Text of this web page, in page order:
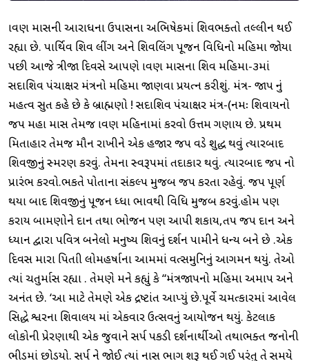
શ્રાવણ માસની આરાધના ઉપાસના અભિષેકમાં શિવભક્તો તલ્લીન થઈ
રહ્યા છે. પાર્થિવ શિવ લીંગ અને શિવલિંગ પૂજન વિધિનો મહિમા જોયા
પછી આજે ત્રીજા દિવસે આપણે શ્રાવણ માસના શિવ મહિમા-૩માં
સદાશિવ પંચાક્ષર મંત્રનો મહિમા જાણવા પ્રયત્ન કરીશું. મંત્ર- જાપ નું
મહત્વ સુત કહે છે કે બ્રાહ્મણો ! સદાશિવ પંચાક્ષર મંત્ર-(નમઃ શિવાયનો
જપ મહા માસ તેમજ શ્રાવણ મહિનામાં કરવો ઉત્તમ ગણાય છે. પ્રથમ
મિતાહાર તેમજ મૌન રાખીને એક હજાર જપ વડે શુદ્ધ થવું ત્યારબાદ
શિવજીનું સ્મરણ કરવું. તેમના સ્વરૂપમાં તદાકાર થવું. ત્યારબાદ જપ નો
પ્રારંભ કરવો.ભકતે પોતાના સંકલ્પ મુજબ જપ કરતા રહેવું. જપ પૂર્ણ
થયા બાદ શિવજીનું પૂજન શ્રધ્ધા ભાવથી વિધિ મુજબ કરવું.હોમ પણ
કરાય બામણોને દાન તથા ભોજન પણ આપી શકાય,તપ જપ દાન અને
ધ્યાન દ્વારા પવિત્ર બનેલો મનુષ્ય શિવનું દર્શન પામીને ધન્ય બને છે .એક
દિવસ મારા પિતાશ્રી લોમહર્ષાના આશ્રમમાં વત્સમુનિનું આગમન થયું. તેઓ
ત્યાં ચતુર્માસ રહ્યા . તેમણે મને કહ્યું કે “મંત્રજાપનો મહિમા અમાપ અને
અનંત છે. ‘આ માટે તેમણે એક દ્રષ્ટાંત આપ્યું છે.પૂર્વે ચમત્કારમાં આવેલ
સિદ્ધે શ્વરના શિવાલય માં એકવાર ઉત્સવનું આયોજન થયું. કેટલાક
લોકોની પ્રેરણાથી એક જુવાને સર્પ પકડી દર્શનાર્થીઓ તથાભક્ત જનોની
ભીડમાં છોડયો. સર્પ ને જોઈ ત્યાં નાસ ભાગ શરૂ થઈ ગઈ પરંતુ તે સમયે